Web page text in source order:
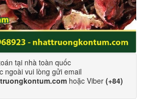
tại nhà toàn quốc
ngoài vui lòng gửi email
hoặc Viber (+84)